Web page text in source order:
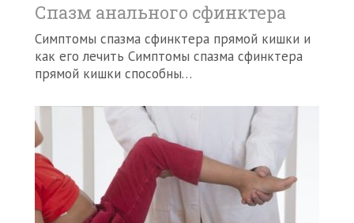
Спазм анального сфинктера
Симптомы спазма сфинктера прямой кишки и
как его лечить Симптомы спазма сфинктера
прямой кишки способны…